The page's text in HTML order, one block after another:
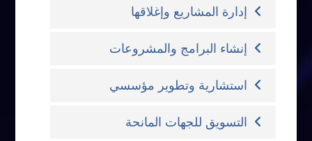
إدارة المشاريع وإغلاقها
إنشاء البرامج والمشروعات
استشارية وتطوير مؤسسي
التسويق للجهات المانحة